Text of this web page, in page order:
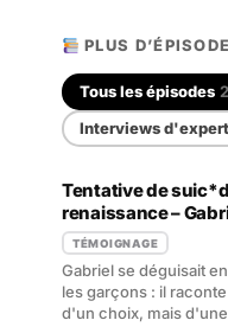
PLUS
Tous les épisodes
Interviews
Tentative de
renaissance –
TÉMOIGNAGE
Gabriel se déguisait
les garçons : il
d'un choix, mais